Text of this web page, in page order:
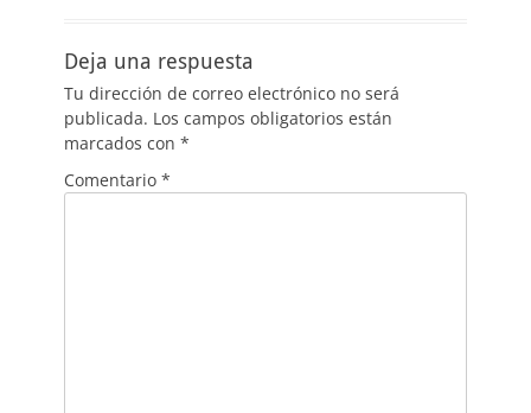
Deja una respuesta
Tu dirección de correo electrónico no será
publicada. Los campos obligatorios están
marcados con *
Comentario *